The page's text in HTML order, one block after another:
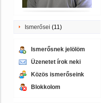
Ismerősei (11)
Ismerősnek jelölöm
Üzenetet írok neki
Közös ismerőseink
Blokkolom